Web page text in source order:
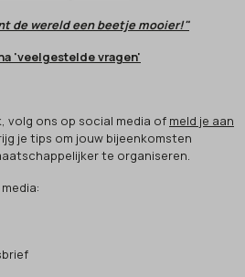
de wereld een beetje mooier!"
'veelgestelde vragen'
volg ons op social media of meld je aan
je tips om jouw bijeenkomsten
te organiseren.